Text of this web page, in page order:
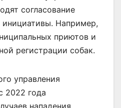
согласование
Например,
приютов и
регистрации собак.
управления
2022 года
нападения